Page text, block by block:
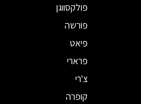
פולקסווגן
פורשה
פיאט
פרארי
צ'רי
קופרה